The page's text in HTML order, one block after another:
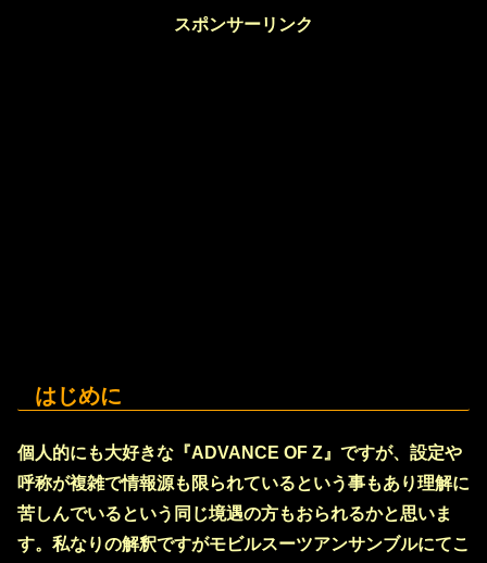
スポンサーリンク
はじめに
個人的にも大好きな『ADVANCE OF Z』ですが、設定や
呼称が複雑で情報源も限られているという事もあり理解に
苦しんでいるという同じ境遇の方もおられるかと思いま
す。私なりの解釈ですがモビルスーツアンサンブルにてこ